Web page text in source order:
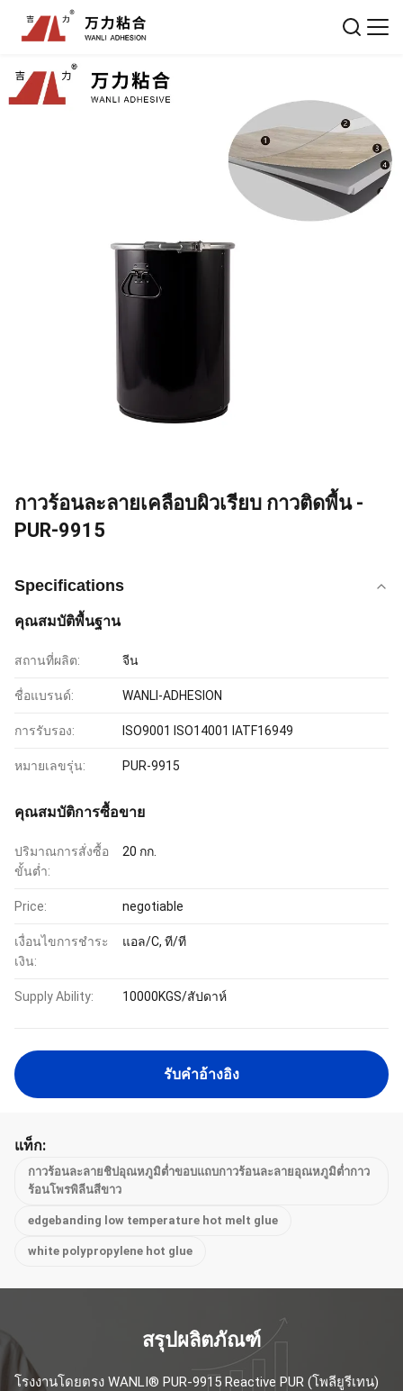
กาวร้อนละลายเคลือบผิวเรียบ กาวติดพื้น -
PUR-9915
Specifications
คุณสมบัติพื้นฐาน
สถานที่ผลิต: จีน
ชื่อแบรนด์: WANLI-ADHESION
การรับรอง: ISO9001 ISO14001 IATF16949
หมายเลขรุ่น: PUR-9915
คุณสมบัติการซื้อขาย
ปริมาณการสั่งซื้อ
ขั้นต่ำ:
20 กก.
Price: negotiable
เงื่อนไขการชำระ
เงิน:
แอล/C, ที/ที
Supply Ability: 10000KGS/สัปดาห์
รับคําอ้างอิง
แท็ก:
กาวร้อนละลายชิปอุณหภูมิต่ำขอบแถบกาวร้อนละลายอุณหภูมิต่ำกาว
ร้อนโพรพิลีนสีขาว
edgebanding low temperature hot melt glue
white polypropylene hot glue
สรุปผลิตภัณฑ์
โรงงานโดยตรง WANLI® PUR-9915 Reactive PUR (โพลียูรีเทน)